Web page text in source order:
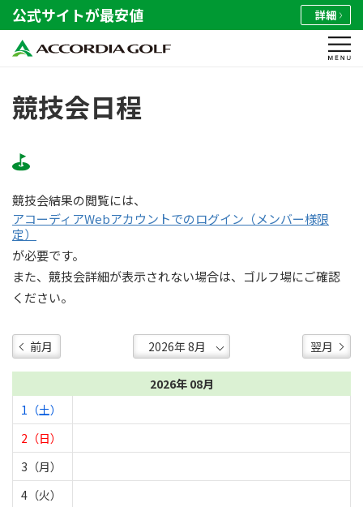
公式サイトが最安値 詳細
競技会日程
競技会結果の閲覧には、
アコーディアWebアカウントでのログイン（メンバー様限
定）
が必要です。
また、競技会詳細が表示されない場合は、ゴルフ場にご確認
ください。
前月 翌月
2026年 08月
1（土）
2（日）
3（月）
4（火）